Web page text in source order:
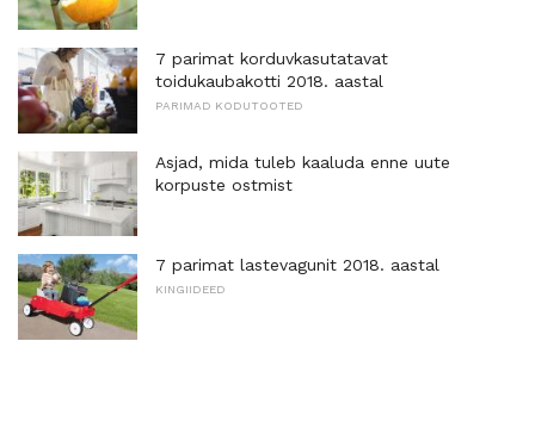
7 parimat korduvkasutatavat
toidukaubakotti 2018. aastal
PARIMAD KODUTOOTED
Asjad, mida tuleb kaaluda enne uute
korpuste ostmist
7 parimat lastevagunit 2018. aastal
KINGIIDEED